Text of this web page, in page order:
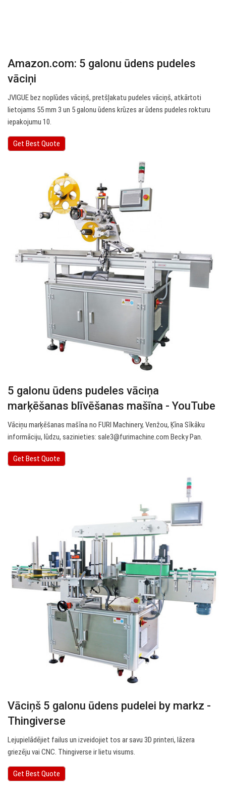
Amazon.com: 5 galonu ūdens pudeles
vāciņi
JVIGUE bez noplūdes vāciņš, pretšļakatu pudeles vāciņš, atkārtoti
lietojams 55 mm 3 un 5 galonu ūdens krūzes ar ūdens pudeles rokturu
iepakojumu 10.
Get Best Quote
5 galonu ūdens pudeles vāciņa
marķēšanas blīvēšanas mašīna - YouTube
Vāciņu marķēšanas mašīna no FURI Machinery, Venžou, Ķīna Sīkāku
informāciju, lūdzu, sazinieties: sale3@furimachine.com Becky Pan.
Get Best Quote
Vāciņš 5 galonu ūdens pudelei by markz -
Thingiverse
Lejupielādējiet failus un izveidojiet tos ar savu 3D printeri, lāzera
griezēju vai CNC. Thingiverse ir lietu visums.
Get Best Quote